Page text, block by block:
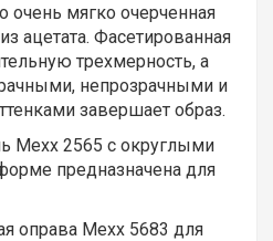
очень мягко очерченная
ацетата. Фасетированная
трехмерность, а
непрозрачными и
завершает образ.
Mexx 2565 с округлыми
предназначена для
оправа Mexx 5683 для